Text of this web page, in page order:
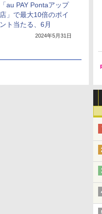
「au PAY Pontaアップ
店」で最大10倍のポイ
ント当たる、6月
2024年5月31日